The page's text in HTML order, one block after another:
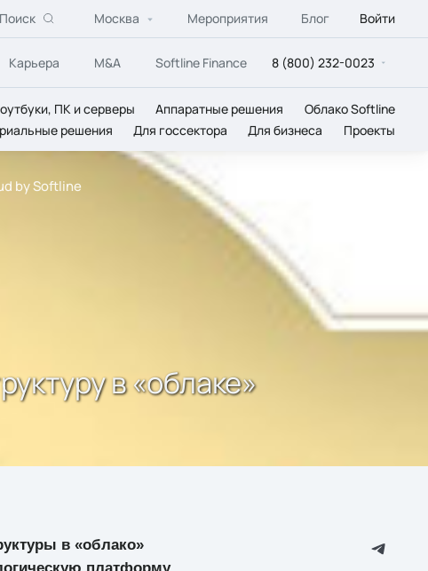
Поиск Москва Мероприятия Блог Войти
Карьера M&A Softline Finance 8 (800) 232-0023
ПК и серверы Аппаратные решения
Облако Softline
решения Для госсектора Для бизнеса Проекты
by Softline
в «облаке»
в «облако»
платформу